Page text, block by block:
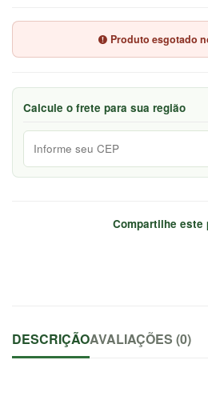
WhatsApp
Envie-
mensagem
Produto esgotado
Calcule o frete para sua região
Compartilhe este
DESCRIÇÃOAVALIAÇÕES (0)